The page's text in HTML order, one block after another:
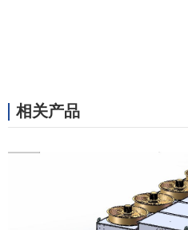
相关产品